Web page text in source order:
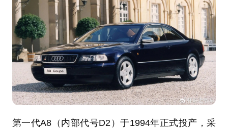
第一代A8（内部代号D2）于1994年正式投产，采